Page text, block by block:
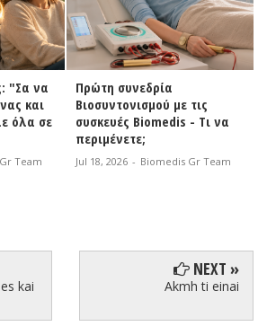
"Σα να
και
όλα σε
Team
Πρώτη συνεδρία
Βιοσυντονισμού με τις
συσκευές Biomedis - Τι να
περιμένετε;
Jul 18, 2026 - Biomedis Gr Team
kai
NEXT »
Akmh ti einai